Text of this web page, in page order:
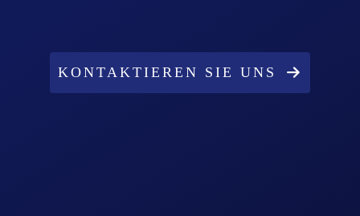
KONTAKTIEREN SIE UNS